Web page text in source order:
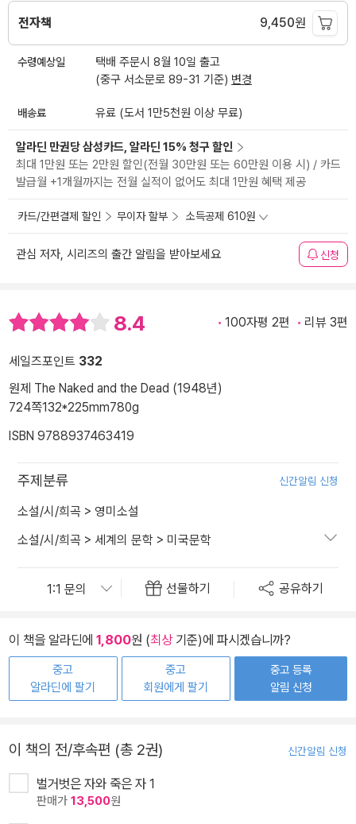
전자책 9,450원
수령예상일
택배 주문시 8월 10일 출고
(중구 서소문로 89-31 기준) 변경
배송료 유료 (도서 1만5천원 이상 무료)
알라딘 만권당 삼성카드, 알라딘 15% 청구 할인
최대 1만원 또는 2만원 할인(전월 30만원 또는 60만원 이용 시) / 카드
발급월 +1개월까지는 전월 실적이 없어도 최대 1만원 혜택 제공
카드/간편결제 할인 무이자 할부 소득공제 610원
관심 저자, 시리즈의 출간 알림을 받아보세요 신청
8.4 100자평 2편 리뷰 3편
세일즈포인트 332
원제 The Naked and the Dead (1948년)
724쪽132*225mm780g
ISBN 9788937463419
주제분류 신간알림 신청
소설/시/희곡 > 영미소설
소설/시/희곡 > 세계의 문학 > 미국문학
선물하기 공유하기
이 책을 알라딘에 1,800원 (최상기준)에 파시겠습니까?
중고
알라딘에 팔기
중고
회원에게 팔기
중고 등록
알림 신청
이 책의 전/후속편 (총 2권) 신간알림 신청
벌거벗은 자와 죽은 자 1
판매가 13,500원